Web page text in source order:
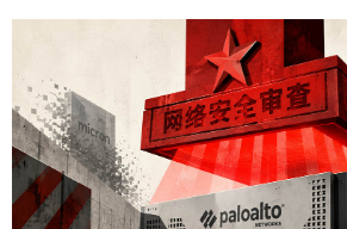
Ya vació tus
en marketplaces y
a todos tus
13:36 / 07.08.2026